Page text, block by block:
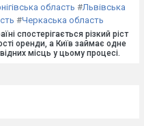
область #Львівська
#Черкаська область
спостерігається різкий ріст
оренди, а Київ займає одне
місць у цьому процесі.